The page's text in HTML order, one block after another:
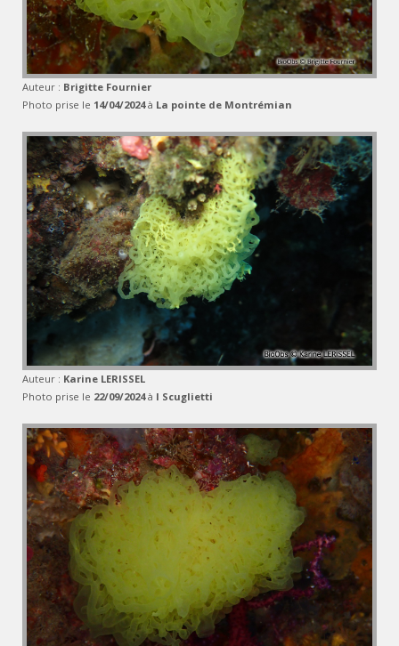
Auteur : Brigitte Fournier
Photo prise le 14/04/2024à La pointe de Montrémian
Auteur : Karine LERISSEL
Photo prise le 22/09/2024à I Scuglietti